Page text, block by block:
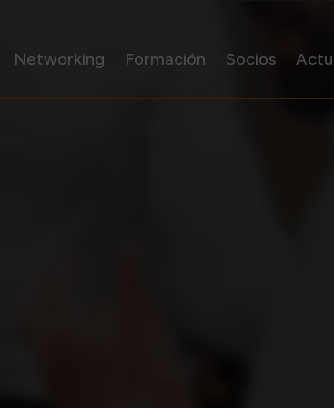
Networking Formación Socios